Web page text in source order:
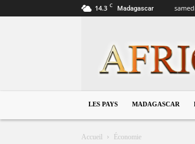
14.3 C Madagascar
LES PAYS MADAGASCAR
Accueil Économie